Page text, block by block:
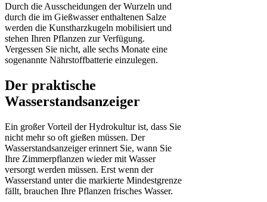
Durch die Ausscheidungen der Wurzeln und
durch die im Gießwasser enthaltenen Salze
werden die Kunstharzkugeln mobilisiert und
stehen Ihren Pflanzen zur Verfügung.
Vergessen Sie nicht, alle sechs Monate eine
sogenannte Nährstoffbatterie einzulegen.
Der praktische
Wasserstandsanzeiger
Ein großer Vorteil der Hydrokultur ist, dass Sie
nicht mehr so oft gießen müssen. Der
Wasserstandsanzeiger erinnert Sie, wann Sie
Ihre Zimmerpflanzen wieder mit Wasser
versorgt werden müssen. Erst wenn der
Wasserstand unter die markierte Mindestgrenze
fällt, brauchen Ihre Pflanzen frisches Wasser.